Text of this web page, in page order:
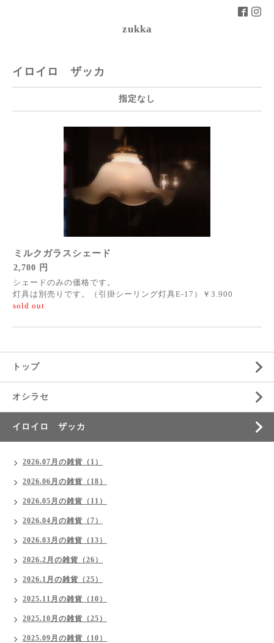
zukka
イロイロ ザッカ
指定なし
ミルクガラスシェード
2,700 円
シェードのみの価格です。
灯具は別売りです。（引掛シーリング灯具E-17）￥3.900
sold out
トップ
オシラセ
イロイロ ザッカ
2026.07月の雑貨（1）
2026.06月の雑貨（18）
2026.05月の雑貨（11）
2026.04月の雑貨（7）
2026.03月の雑貨（13）
2026.2月の雑貨（26）
2026.1月の雑貨（25）
2025.11月の雑貨（10）
2025.10月の雑貨（25）
2025.09月の雑貨（10）